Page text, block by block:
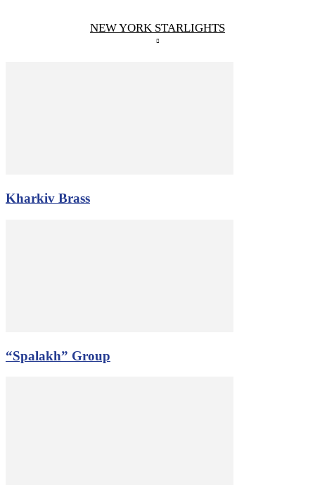
NEW YORK STARLIGHTS
Kharkiv Brass
“Spalakh” Group